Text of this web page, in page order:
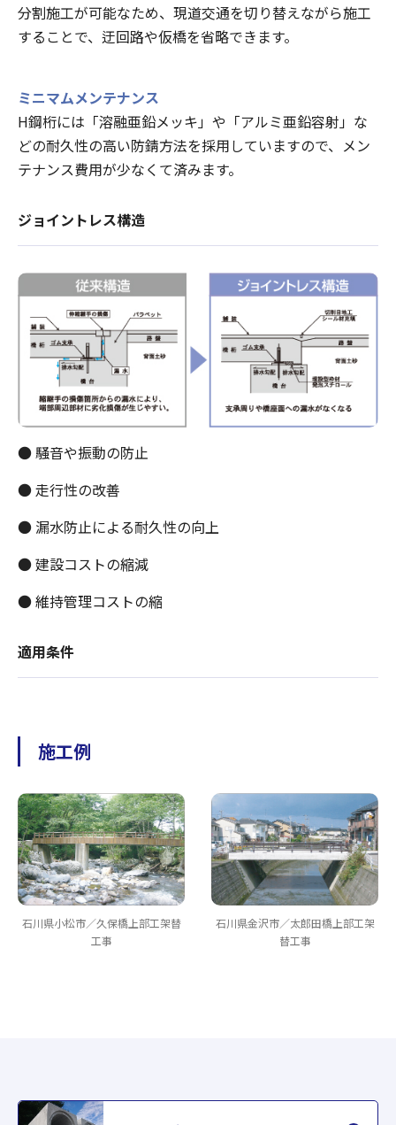
分割施工が可能なため、現道交通を切り替えながら施工
することで、迂回路や仮橋を省略できます。
ミニマムメンテナンス
H鋼桁には「溶融亜鉛メッキ」や「アルミ亜鉛容射」な
どの耐久性の高い防錆方法を採用していますので、メン
テナンス費用が少なくて済みます。
ジョイントレス構造
● 騒音や振動の防止
● 走行性の改善
● 漏水防止による耐久性の向上
● 建設コストの縮減
● 維持管理コストの縮
適用条件
施工例
石川県小松市／久保橋上部工架替
工事
石川県金沢市／太郎田橋上部工架
替工事